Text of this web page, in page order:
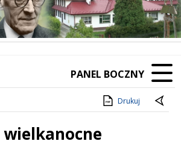
ElementElement
PANEL BOCZNY
Drukuj